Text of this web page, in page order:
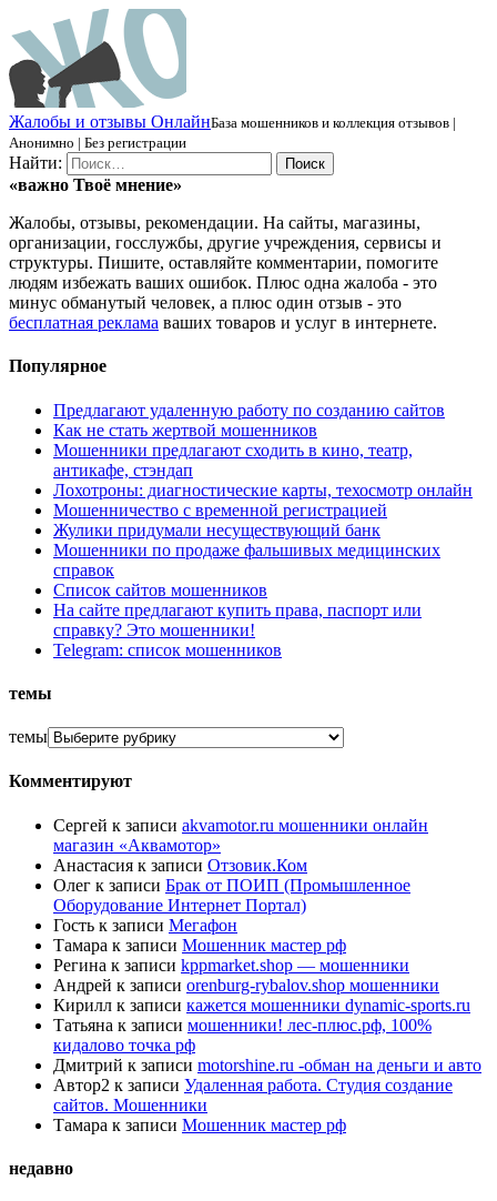
Жалобы и отзывы ОнлайнБаза мошенников и коллекция отзывов |
Анонимно | Без регистрации
Найти:
«важно Твоё мнение»
Жалобы, отзывы, рекомендации. На сайты, магазины,
организации, госслужбы, другие учреждения, сервисы и
структуры. Пишите, оставляйте комментарии, помогите
людям избежать ваших ошибок. Плюс одна жалоба - это
минус обманутый человек, а плюс один отзыв - это
бесплатная реклама ваших товаров и услуг в интернете.
Популярное
Предлагают удаленную работу по созданию сайтов
Как не стать жертвой мошенников
Мошенники предлагают сходить в кино, театр,
антикафе, стэндап
Лохотроны: диагностические карты, техосмотр онлайн
Мошенничество с временной регистрацией
Жулики придумали несуществующий банк
Мошенники по продаже фальшивых медицинских
справок
Список сайтов мошенников
На сайте предлагают купить права, паспорт или
справку? Это мошенники!
Telegram: список мошенников
темы
темы
Комментируют
Сергей к записи akvamotor.ru мошенники онлайн
магазин «Аквамотор»
Анастасия к записи Отзовик.Ком
Олег к записи Брак от ПОИП (Промышленное
Оборудование Интернет Портал)
Гость к записи Мегафон
Тамара к записи Мошенник мастер рф
Регина к записи kppmarket.shop — мошенники
Андрей к записи orenburg-rybalov.shop мошенники
Кирилл к записи кажется мошенники dynamic-sports.ru
Татьяна к записи мошенники! лес-плюс.рф, 100%
кидалово точка рф
Дмитрий к записи motorshine.ru -обман на деньги и авто
Автор2 к записи Удаленная работа. Студия создание
сайтов. Мошенники
Тамара к записи Мошенник мастер рф
недавно